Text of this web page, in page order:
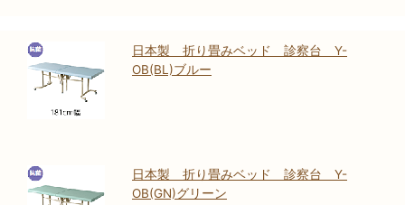
日本製 折り畳みベッド 診察台 Y-
OB(BL)ブルー
日本製 折り畳みベッド 診察台 Y-
OB(GN)グリーン